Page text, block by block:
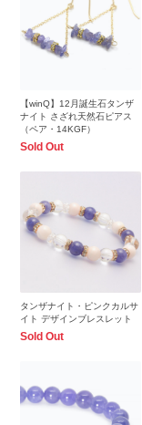
【winQ】12月誕生石タンザ
ナイト さざれ天然石ピアス
（ペア・14KGF）
Sold Out
タンザナイト・ピンクカルサ
イト デザインブレスレット
Sold Out